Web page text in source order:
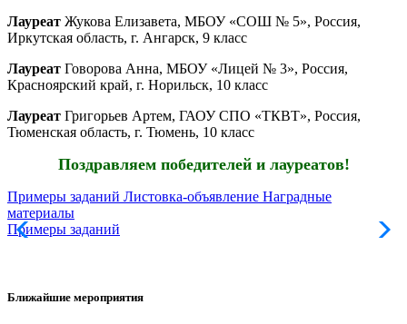
Лауреат Жукова Елизавета, МБОУ «СОШ № 5», Россия,
Иркутская область, г. Ангарск, 9 класс
Лауреат Говорова Анна, МБОУ «Лицей № 3», Россия,
Красноярский край, г. Норильск, 10 класс
Лауреат Григорьев Артем, ГАОУ СПО «ТКВТ», Россия,
Тюменская область, г. Тюмень, 10 класс
Поздравляем победителей и лауреатов!
Примеры заданий Листовка-объявление Наградные
материалы
Примеры заданий
Ближайшие мероприятия